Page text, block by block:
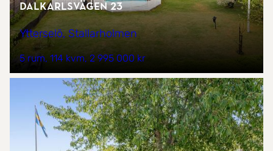
Dalkarlsvägen 23
Ytterselö, Stallarholmen
5 rum 114 kvm 2 995 000 kr